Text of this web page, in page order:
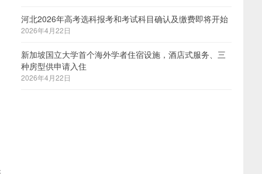
河北2026年高考选科报考和考试科目确认及缴费即将开始
2026年4月22日
新加坡国立大学首个海外学者住宿设施，酒店式服务、三
种房型供申请入住
2026年4月22日